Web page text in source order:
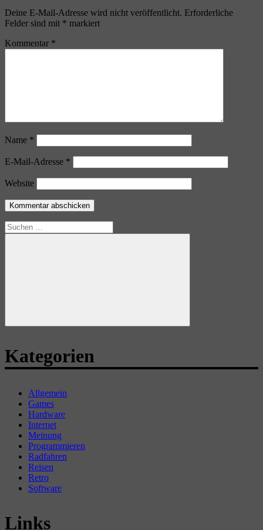
Deine E-Mail-Adresse wird nicht veröffentlicht. Erforderliche
Felder sind mit * markiert
Kommentar *
Name *
E-Mail-Adresse *
Website
Suchen
nach:
Suchen
Kategorien
Allgemein
Games
Hardware
Internet
Meinung
Programmieren
Radfahren
Reisen
Retro
Software
Links